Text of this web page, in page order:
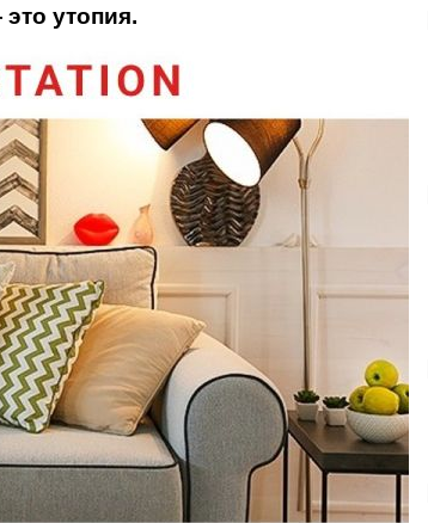
утопия.